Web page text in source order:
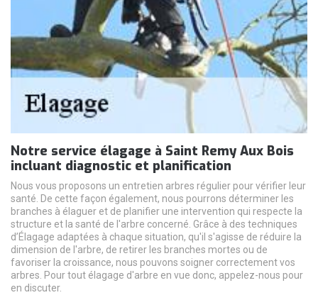
Notre service élagage à Saint Remy Aux Bois
incluant diagnostic et planification
Nous vous proposons un entretien arbres régulier pour vérifier leur
santé. De cette façon également, nous pourrons déterminer les
branches à élaguer et de planifier une intervention qui respecte la
structure et la santé de l'arbre concerné. Grâce à des techniques
d’Élagage adaptées à chaque situation, qu'il s'agisse de réduire la
dimension de l'arbre, de retirer les branches mortes ou de
favoriser la croissance, nous pouvons soigner correctement vos
arbres. Pour tout élagage d'arbre en vue donc, appelez-nous pour
en discuter.